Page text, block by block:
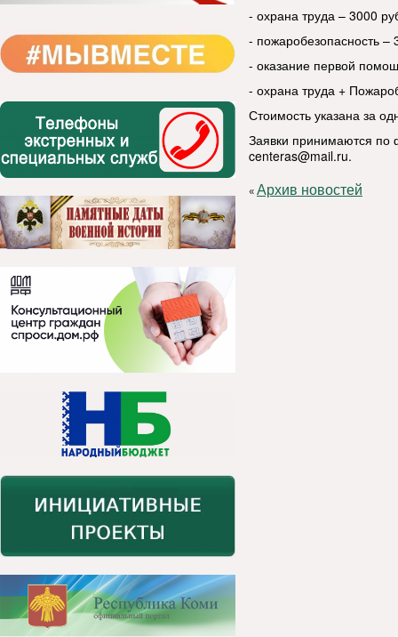
- охрана труда – 3000
- пожаробезопасность –
- оказание первой
- охрана труда +
Стоимость указана за
Заявки принимаются по
centeras@mail.ru.
«Архив новостей